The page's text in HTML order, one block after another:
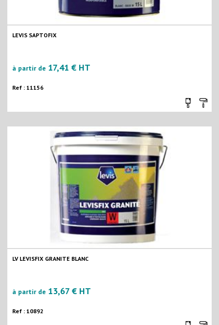
LEVIS SAPTOFIX
à partir de 17,41 € HT
Ref : 11156
LV LEVISFIX GRANITE BLANC
à partir de 13,67 € HT
Ref : 10892